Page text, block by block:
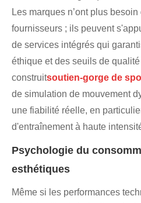
Les marques n’ont plus
fournisseurs ; ils peuvent
de services intégrés qui
éthique et des seuils de
construitsoutien-gorge de
de simulation de mouvement
une fiabilité réelle, en
d'entraînement à haute
Psychologie du
esthétiques
Même si les performances